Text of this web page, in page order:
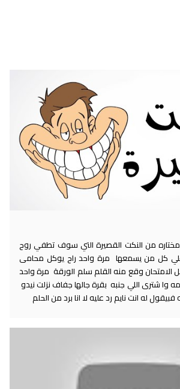
من النكت القصيرة التي سوف تطفي روح
كل من يسمعها مرة واحد راح يوكل محامى
الامتحان وقع منه القلم سلم الورقة مرة واحد
وا شترى اللي جنبه بقرة جالها جفاف نزلت نيدو
له انت نايم رد عليه لا انا برد من الحلم